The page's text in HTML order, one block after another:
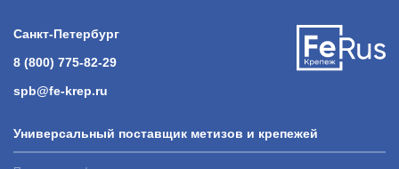
Санкт-Петербург
8 (800) 775-82-29
spb@fe-krep.ru
Универсальный поставщик метизов и крепежей